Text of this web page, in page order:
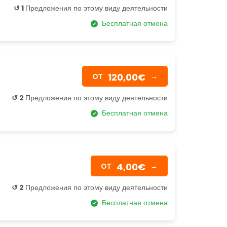
↺ 1 Предложения по этому виду деятельности
Бесплатная отмена
OТ 120,00€ →
↺ 2 Предложения по этому виду деятельности
Бесплатная отмена
OТ 4,00€ →
↺ 2 Предложения по этому виду деятельности
Бесплатная отмена